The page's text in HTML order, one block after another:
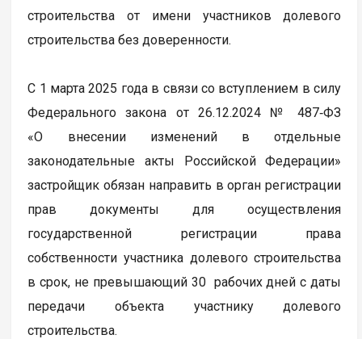
строительства от имени участников долевого
строительства без доверенности.
С 1 марта 2025 года в связи со вступлением в силу
Федерального закона от 26.12.2024 № 487‑ФЗ
«О внесении изменений в отдельные
законодательные акты Российской Федерации»
застройщик обязан направить в орган регистрации
прав документы для осуществления
государственной регистрации права
собственности участника долевого строительства
в срок, не превышающий 30 рабочих дней с даты
передачи объекта участнику долевого
строительства.